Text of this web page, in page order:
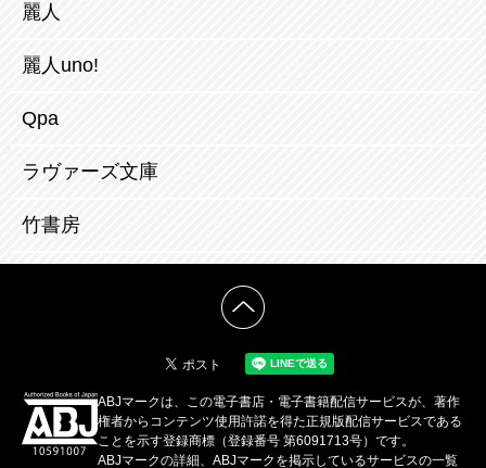
麗人
麗人uno!
Qpa
ラヴァーズ文庫
竹書房
ABJマークは、この電子書店・電子書籍配信サービスが、著作
権者からコンテンツ使用許諾を得た正規版配信サービスである
ことを示す登録商標（登録番号 第6091713号）です。
ABJマークの詳細、ABJマークを掲示しているサービスの一覧